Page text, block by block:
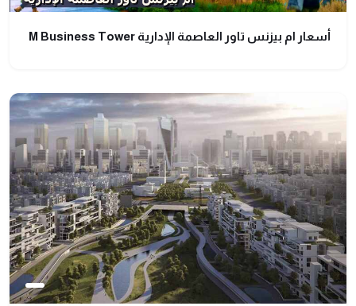
أسعار ام بيزنس تاور العاصمة الإدارية M Business Tower